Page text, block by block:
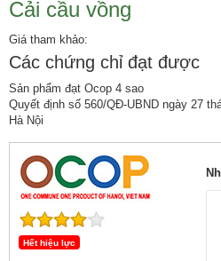
Cải cầu vồng
Giá tham khảo:
Các chứng chỉ đạt được
Sản phẩm đạt Ocop 4 sao
Quyết định số 560/QĐ-UBND ngày 27
Hà Nội
Hết hiệu lực